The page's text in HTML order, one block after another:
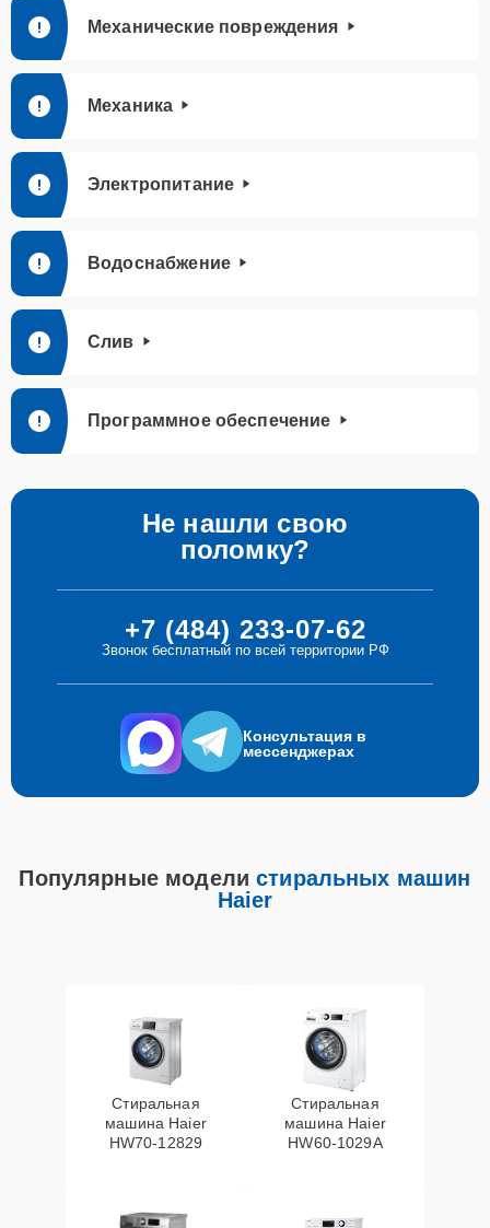
Механические повреждения
Механика
Электропитание
Водоснабжение
Слив
Программное обеспечение
Не нашли свою
поломку?
+7 (484) 233-07-62
Звонок бесплатный по всей территории РФ
Консультация в
мессенджерах
Популярные моделистиральных машин
Haier
Стиральная
машина Haier
HW70-12829
Стиральная
машина Haier
HW60-1029A